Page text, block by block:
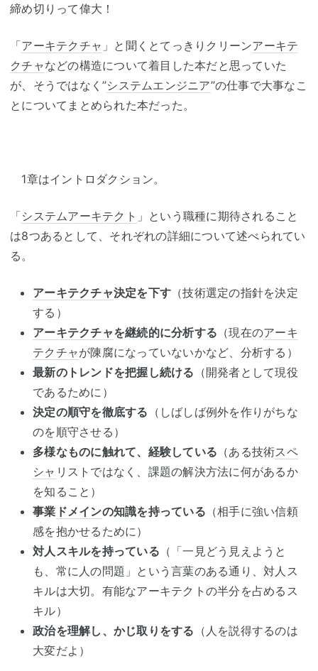
締め切りって偉大！
「アーキテクチャ 」と聞くとてっきりクリーンアーキテ
クチャなどの構造について着目した本だと思っていた
が、そうではなく”システムエンジニア”の仕事で大事なこ
とについてまとめられた本だった。
1章はイントロダクション。
「システムアーキテクト 」という職種に期待されること
は8つあるとして、それぞれの詳細について述べられてい
る。
アーキテクチャ決定を下す （技術選定の指針を決定
する）
アーキテクチャを継続的に分析する （現在のアーキ
テクチャが陳腐になっていないかなど、分析する）
最新のトレンドを把握し続ける （開発者として現役
であるために）
決定の順守を徹底する （しばしば例外を作りがちな
のを順守させる）
多様なものに触れて、経験している （ある技術スペ
シャ リストではなく、課題の解決方法に何があるか
を知ること）
事業 ドメインの知識を持っている （相手に強い信頼
感を抱かせるために）
対人スキルを持っている （「一見どう見えようと
も、常に人の問題」という言葉のある通り、対人ス
キルは大切。有能なアーキテクトの半分を占めるス
キル）
政治を理解し、かじ取りをする （人を説得するのは
大変だよ）